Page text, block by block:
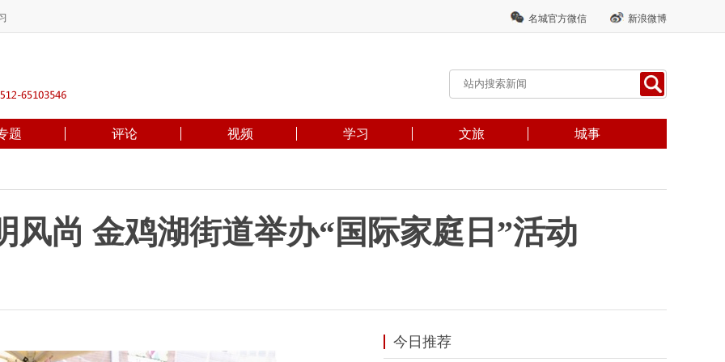
名城官方微信 新浪微博
题 评论 视频 学习 文旅 城事
风尚 金鸡湖街道举办“国际家庭日”活动
今日推荐